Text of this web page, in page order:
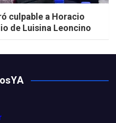
culpable a Horacio
de Luisina Leoncino